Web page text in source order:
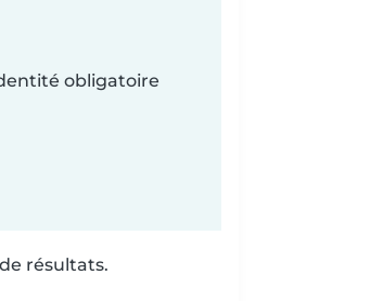
obligatoire
résultats.